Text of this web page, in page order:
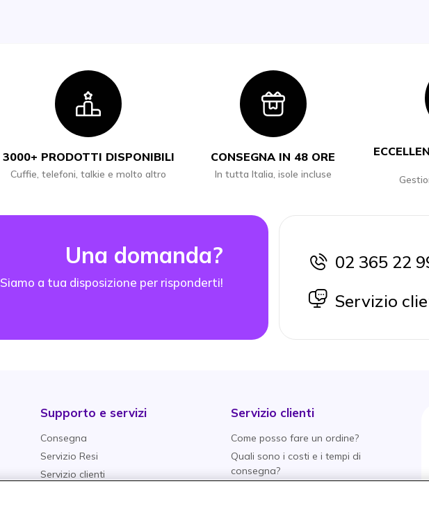
Icon
3000+ PRODOTTI DISPONIBILI
Cuffie, telefoni, talkie e molto altro
Icon
CONSEGNA IN 48 ORE
In tutta Italia, isole incluse
Una domanda?
Siamo a tua disposizione per risponderti!
icon
02 365 22
icon
Servizio
Supporto e servizi
Consegna
Servizio Resi
Servizio clienti
Servizio clienti
Come posso fare un ordine?
Quali sono i costi e i tempi di
consegna?